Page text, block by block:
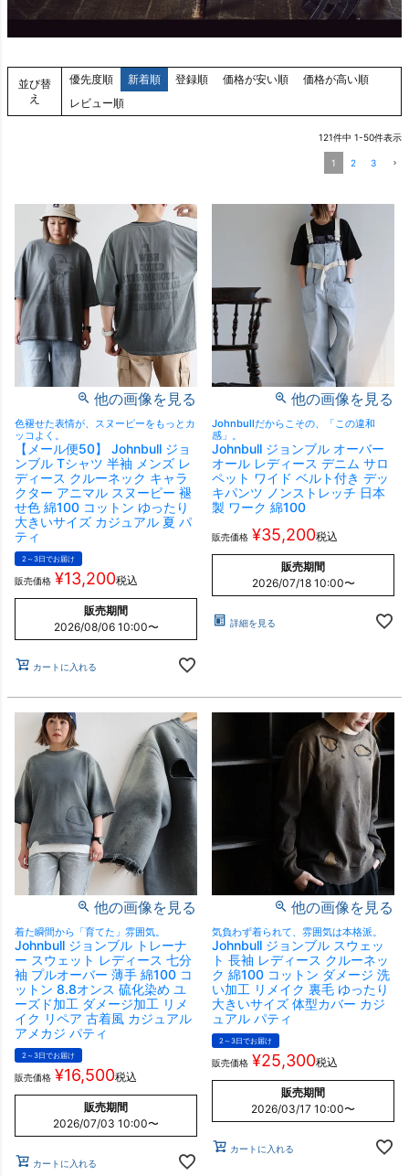
並び替
え
優先度順 新着順 登録順 価格が安い順
価格が高い順
レビュー順
121件中 1-50件表示
1 2 3
他の画像を見る
色褪せた表情が、スヌーピーをもっとカ
ッコよく。
【メール便50】 Johnbull ジョ
ンブル Tシャツ 半袖 メンズ レ
ディース クルーネック キャラ
クター アニマル スヌーピー 褪
せ色 綿100 コットン ゆったり
大きいサイズ カジュアル 夏 パ
ティ
2～3日でお届け
販売価格 ¥13,200税込
販売期間
2026/08/06 10:00〜
カートに入れる
他の画像を見る
Johnbullだからこその、「この違和
感」。
Johnbull ジョンブル オーバー
オール レディース デニム サロ
ペット ワイド ベルト付き デッ
キパンツ ノンストレッチ 日本
製 ワーク 綿100
販売価格 ¥35,200税込
販売期間
2026/07/18 10:00〜
詳細を見る
他の画像を見る
着た瞬間から「育てた」雰囲気。
Johnbull ジョンブル トレーナ
ー スウェット レディース 七分
袖 プルオーバー 薄手 綿100 コ
ットン 8.8オンス 硫化染め ユ
ーズド加工 ダメージ加工 リメ
イク リペア 古着風 カジュアル
アメカジ パティ
2～3日でお届け
販売価格 ¥16,500税込
販売期間
2026/07/03 10:00〜
カートに入れる
他の画像を見る
気負わず着られて、雰囲気は本格派。
Johnbull ジョンブル スウェッ
ト 長袖 レディース クルーネッ
ク 綿100 コットン ダメージ 洗
い加工 リメイク 裏毛 ゆったり
大きいサイズ 体型カバー カジ
ュアル パティ
2～3日でお届け
販売価格 ¥25,300税込
販売期間
2026/03/17 10:00〜
カートに入れる